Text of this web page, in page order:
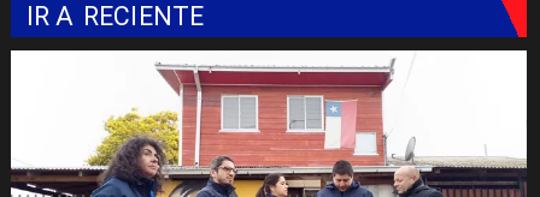
IR A RECIENTE